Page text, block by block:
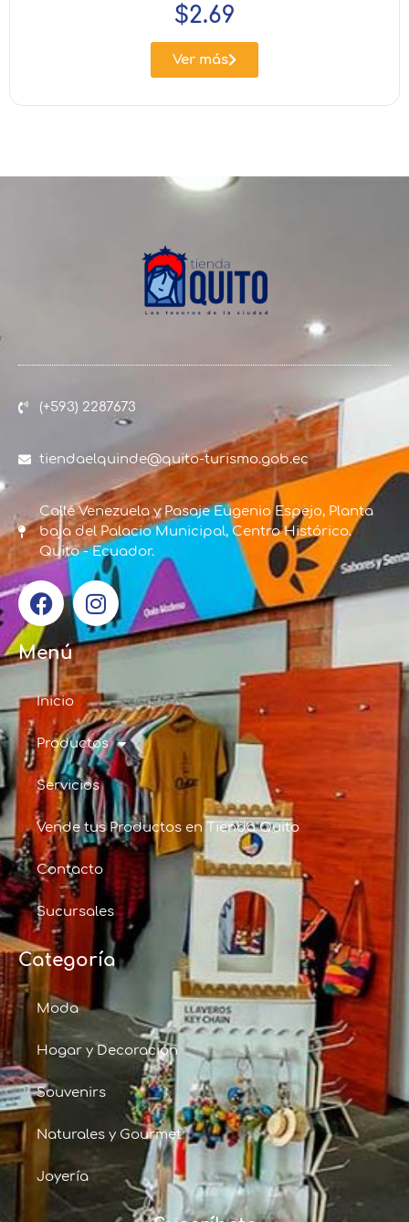
$2.69
Ver más
(+593) 2287673
tiendaelquinde@quito-turismo.gob.ec
Calle Venezuela y Pasaje Eugenio Espejo, Planta
baja del Palacio Municipal, Centro Histórico.
Quito - Ecuador.
Menú
Inicio
Productos
Servicios
Vende tus Productos en Tienda Quito
Contacto
Sucursales
Categoría
Moda
Hogar y Decoración
Souvenirs
Naturales y Gourmet
Joyería